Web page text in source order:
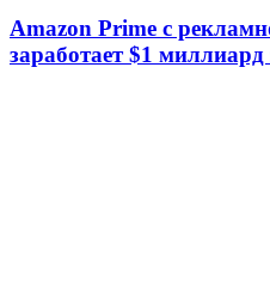
Amazon Prime с
заработает $1